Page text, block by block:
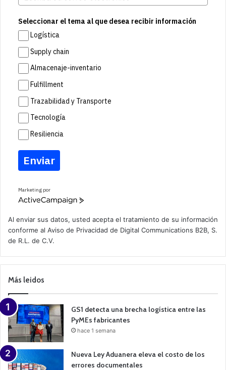
Seleccionar el tema al que desea recibir información
Logística
Supply chain
Almacenaje-inventario
Fulfillment
Trazabilidad y Transporte
Tecnología
Resiliencia
Enviar
Marketing por
A
v
e
a
m
a
n
Al enviar sus datos, usted acepta el tratamiento de su información
conforme al Aviso de Privacidad de Digital Communications B2B, S.
de R.L. de C.V.
Más leidos
GS1 detecta una brecha logística entre las
PyMEs fabricantes
hace 1 semana
Nueva Ley Aduanera eleva el costo de los
errores documentales